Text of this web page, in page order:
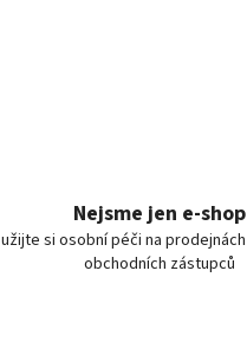
Nejsme jen e-shop
užijte si osobní péči na prodejnách
obchodních zástupců